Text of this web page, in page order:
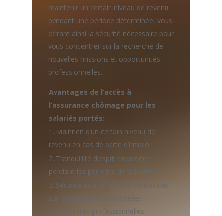
maintenir un certain niveau de revenu
pendant une période déterminée, vous
offrant ainsi la sécurité nécessaire pour
vous concentrer sur la recherche de
nouvelles missions et opportunités
professionnelles.
Avantages de l’accès à
l’assurance chômage pour les
salariés portés:
1. Maintien d’un certain niveau de
revenu en cas de perte d’emploi
2. Tranquillité d’esprit financière
pendant les périodes de transition
3. Sécurité accrue pour se concentrer
sur la recherche de nouvelles
opportunités professionnelles